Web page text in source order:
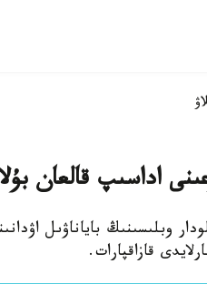
اداسىپ قالعان
وبلىسىنىڭ باياناۋىل
قازاقپارات.